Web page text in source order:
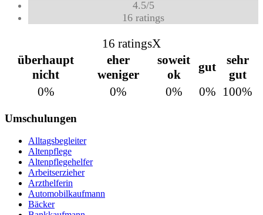
4.5/5
16 ratings
16 ratingsX
überhaupt
nicht
eher
weniger
soweit
ok
gut
sehr
gut
0%
0% 0% 0% 100%
Umschulungen
Alltagsbegleiter
Altenpflege
Altenpflegehelfer
Arbeitserzieher
Arzthelferin
Automobilkaufmann
Bäcker